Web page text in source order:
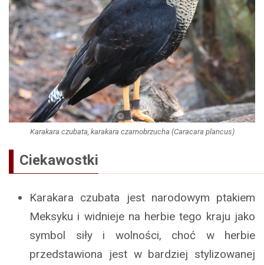
Karakara czubata, karakara czarnobrzucha (Caracara plancus)
Ciekawostki
Karakara czubata jest narodowym ptakiem
Meksyku i widnieje na herbie tego kraju jako
symbol siły i wolności, choć w herbie
przedstawiona jest w bardziej stylizowanej